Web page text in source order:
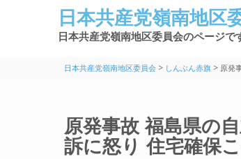
日本共産党嶺南地区
日本共産党嶺南地区委員会のページで
日本共産党嶺南地区委員会 > しんぶん赤旗 > 原発
原発事故 福島県の
訴に怒り 住宅確保